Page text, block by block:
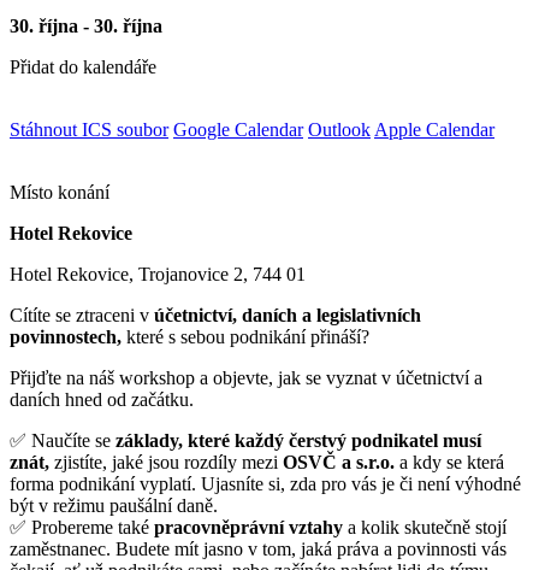
30. října - 30. října
Přidat do kalendáře
Stáhnout ICS soubor Google Calendar Outlook Apple Calendar
Místo konání
Hotel Rekovice
Hotel Rekovice, Trojanovice 2, 744 01
Cítíte se ztraceni v účetnictví, daních a legislativních
povinnostech, které s sebou podnikání přináší?
Přijďte na náš workshop a objevte, jak se vyznat v účetnictví a
daních hned od začátku.
✅ Naučíte se základy, které každý čerstvý podnikatel musí
znát, zjistíte, jaké jsou rozdíly mezi OSVČ a s.r.o. a kdy se která
forma podnikání vyplatí. Ujasníte si, zda pro vás je či není výhodné
být v režimu paušální daně.
✅ Probereme také pracovněprávní vztahy a kolik skutečně stojí
zaměstnanec. Budete mít jasno v tom, jaká práva a povinnosti vás